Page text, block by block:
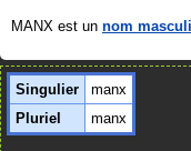
MANX est un nom
Singulier
manx
Pluriel
manx